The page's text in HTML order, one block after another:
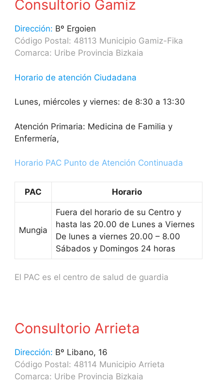
Consultorio Gamiz
Dirección: Bº Ergoien
Código Postal: 48113 Municipio Gamiz-Fika
Comarca: Uribe Provincia Bizkaia
Horario de atención Ciudadana
Lunes, miércoles y viernes: de 8:30 a 13:30
Atención Primaria: Medicina de Familia y
Enfermería,
Horario PAC Punto de Atención Continuada
PAC Horario
Mungia
Fuera del horario de su Centro y
hasta las 20.00 de Lunes a Viernes
De lunes a viernes 20.00 – 8.00
Sábados y Domingos 24 horas
El PAC es el centro de salud de guardia
Consultorio Arrieta
Dirección: Bº Libano, 16
Código Postal: 48114 Municipio Arrieta
Comarca: Uribe Provincia Bizkaia